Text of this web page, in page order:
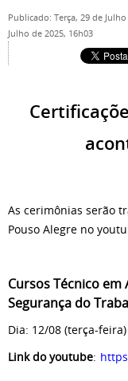
Publicado: Terça, 29 de Julho
Julho de 2025, 16h03
As cerimônias serão
Pouso Alegre no
Cursos Técnico
Segurança do
Dia: 12/08 (terça-
Link do youtube: